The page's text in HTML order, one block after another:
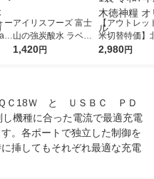
ーアイリスフーズ 富士
山の強炭酸水 ラベル
レス 500ml 1箱（24
1,420円
【アウトレッ
米切替特価】
ななつぼし 無
2,980円
Ｃ18Ｗ　と　ＵＳＢＣ　ＰＤ
機種に合った電流で最適充電
。各ポートで独立した制御を
挿してもそれぞれ最適な充電